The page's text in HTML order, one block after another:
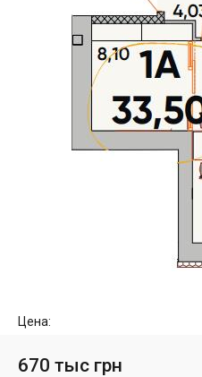
Цена:
670 тыс грн